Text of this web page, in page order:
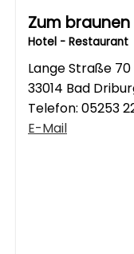
Zum braunen
Hotel - Restaurant
Lange Straße 70
33014 Bad
Telefon: 05253
E-Mail